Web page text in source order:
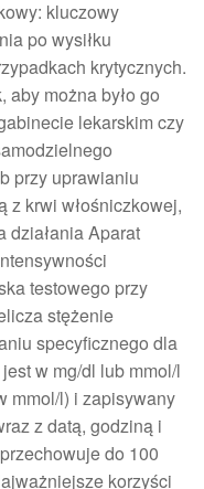
kluczowy
po wysiłku
krytycznych.
można było go
lekarskim czy
przy uprawianiu
z krwi włośniczkowej,
działania Aparat
testowego przy
stężenie
specyficznego dla
w mg/dl lub mmol/l
mmol/l) i zapisywany
z datą, godziną i
do 100
korzyści